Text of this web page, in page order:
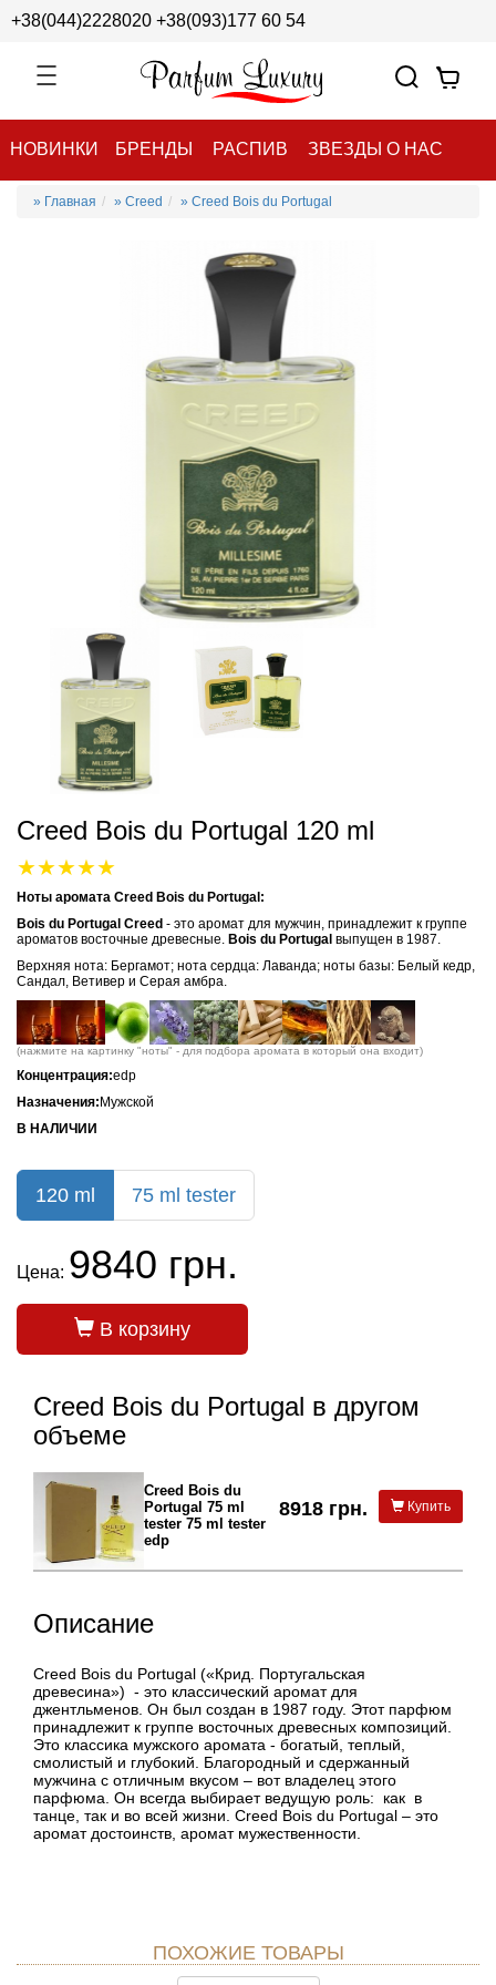
+38(044)2228020 +38(093)177 60 54
НОВИНКИ БРЕНДЫ РАСПИВ ЗВЕЗДЫ О НАС
» Главная » Creed » Creed Bois du Portugal
Creed Bois du Portugal 120 ml
Ноты аромата Creed Bois du Portugal:
Bois du Portugal Creed - это аромат для мужчин, принадлежит к группе
ароматов восточные древесные. Bois du Portugal выпущен в 1987.
Верхняя нота: Бергамот; нота сердца: Лаванда; ноты базы: Белый кедр,
Сандал, Ветивер и Серая амбра.
(нажмите на картинку "ноты" - для подбора аромата в который она входит)
Концентрация:edp
Назначения:Мужской
В НАЛИЧИИ
120 ml 75 ml tester
Цена: 9840 грн.
В корзину
Creed Bois du Portugal в другом
объеме
Creed Bois du
Portugal 75 ml
tester 75 ml tester
edp
8918 грн. Купить
Описание
Creed Bois du Portugal («Крид. Португальская
древесина») - это классический аромат для
джентльменов. Он был создан в 1987 году. Этот парфюм
принадлежит к группе восточных древесных композиций.
Это классика мужского аромата - богатый, теплый,
смолистый и глубокий. Благородный и сдержанный
мужчина с отличным вкусом – вот владелец этого
парфюма. Он всегда выбирает ведущую роль: как в
танце, так и во всей жизни. Creed Bois du Portugal – это
аромат достоинств, аромат мужественности.
ПОХОЖИЕ ТОВАРЫ